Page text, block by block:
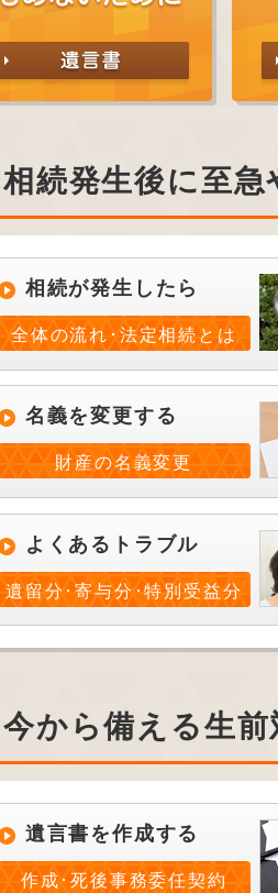
相続発生後に至急
相続が発生したら
全体の流れ･法定相続とは
名義を変更する
財産の名義変更
よくあるトラブル
遺留分･寄与分･特別受益分
今から備える生前
遺言書を作成する
作成･死後事務委任契約